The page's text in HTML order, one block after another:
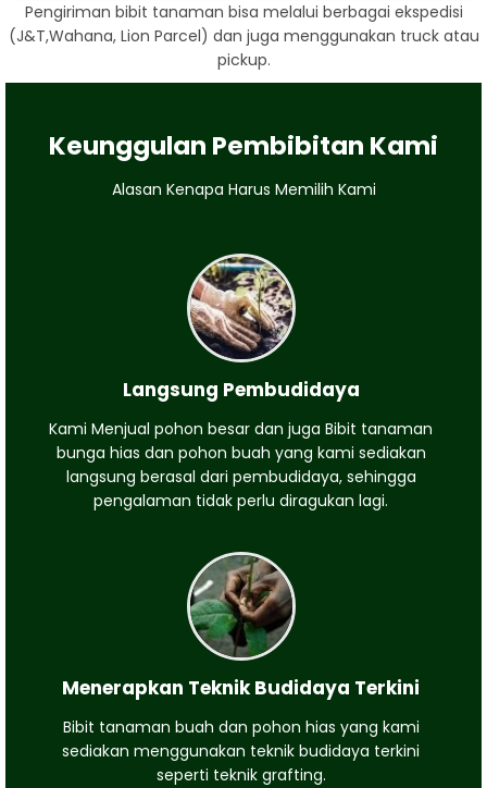
Pengiriman bibit tanaman bisa melalui berbagai ekspedisi
(J&T,Wahana, Lion Parcel) dan juga menggunakan truck atau
pickup.
Keunggulan Pembibitan Kami
Alasan Kenapa Harus Memilih Kami
Langsung Pembudidaya
Kami Menjual pohon besar dan juga Bibit tanaman
bunga hias dan pohon buah yang kami sediakan
langsung berasal dari pembudidaya, sehingga
pengalaman tidak perlu diragukan lagi.
Menerapkan Teknik Budidaya Terkini
Bibit tanaman buah dan pohon hias yang kami
sediakan menggunakan teknik budidaya terkini
seperti teknik grafting.